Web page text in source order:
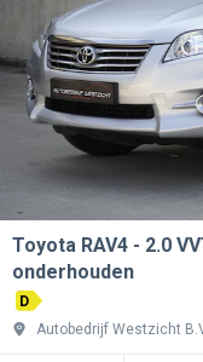
Toyota RAV4
2.0
onderhouden
D
Autobedrijf Westzicht